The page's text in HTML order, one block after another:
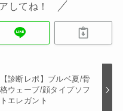
してね！
【診断レポ】ブルベ夏/骨
格ウェーブ/顔タイプソフ
トエレガント